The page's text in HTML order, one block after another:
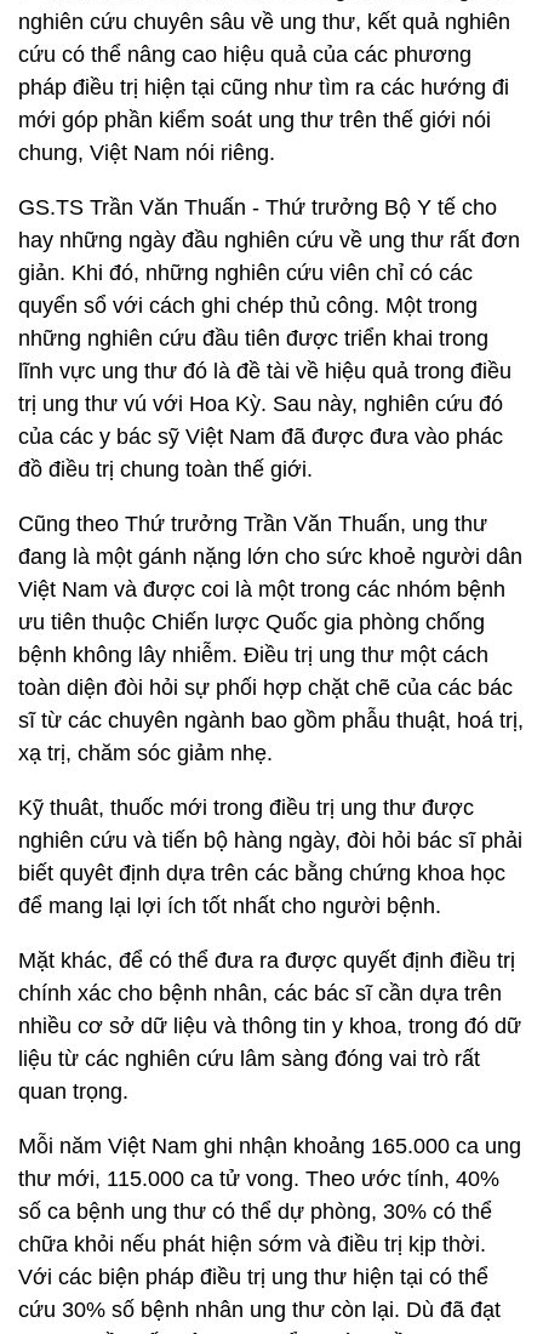
nghiên cứu chuyên sâu về ung thư, kết quả nghiên
cứu có thể nâng cao hiệu quả của các phương
pháp điều trị hiện tại cũng như tìm ra các hướng đi
mới góp phần kiểm soát ung thư trên thế giới nói
chung, Việt Nam nói riêng.
GS.TS Trần Văn Thuấn - Thứ trưởng Bộ Y tế cho
hay những ngày đầu nghiên cứu về ung thư rất đơn
giản. Khi đó, những nghiên cứu viên chỉ có các
quyển sổ với cách ghi chép thủ công. Một trong
những nghiên cứu đầu tiên được triển khai trong
lĩnh vực ung thư đó là đề tài về hiệu quả trong điều
trị ung thư vú với Hoa Kỳ. Sau này, nghiên cứu đó
của các y bác sỹ Việt Nam đã được đưa vào phác
đồ điều trị chung toàn thế giới.
Cũng theo Thứ trưởng Trần Văn Thuấn, ung thư
đang là một gánh nặng lớn cho sức khoẻ người dân
Việt Nam và được coi là một trong các nhóm bệnh
ưu tiên thuộc Chiến lược Quốc gia phòng chống
bệnh không lây nhiễm. Điều trị ung thư một cách
toàn diện đòi hỏi sự phối hợp chặt chẽ của các bác
sĩ từ các chuyên ngành bao gồm phẫu thuật, hoá trị,
xạ trị, chăm sóc giảm nhẹ.
Kỹ thuât, thuốc mới trong điều trị ung thư được
nghiên cứu và tiến bộ hàng ngày, đòi hỏi bác sĩ phải
biết quyêt định dựa trên các bằng chứng khoa học
để mang lại lợi ích tốt nhất cho người bệnh.
Mặt khác, để có thể đưa ra được quyết định điều trị
chính xác cho bệnh nhân, các bác sĩ cần dựa trên
nhiều cơ sở dữ liệu và thông tin y khoa, trong đó dữ
liệu từ các nghiên cứu lâm sàng đóng vai trò rất
quan trọng.
Mỗi năm Việt Nam ghi nhận khoảng 165.000 ca ung
thư mới, 115.000 ca tử vong. Theo ước tính, 40%
số ca bệnh ung thư có thể dự phòng, 30% có thể
chữa khỏi nếu phát hiện sớm và điều trị kịp thời.
Với các biện pháp điều trị ung thư hiện tại có thể
cứu 30% số bệnh nhân ung thư còn lại. Dù đã đạt